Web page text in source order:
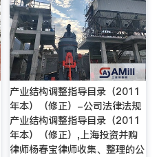
产业结构调整指导目录（2011
年本）（修正）-公司法律法规
产业结构调整指导目录（2011
年本）（修正）,上海投资并购
律师杨春宝律师收集、整理的公